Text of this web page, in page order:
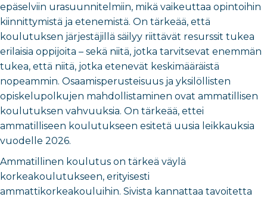
epäselviin urasuunnitelmiin, mikä vaikeuttaa opintoihin
kiinnittymistä ja etenemistä. On tärkeää, että
koulutuksen järjestäjillä säilyy riittävät resurssit tukea
erilaisia oppijoita – sekä niitä, jotka tarvitsevat enemmän
tukea, että niitä, jotka etenevät keskimääräistä
nopeammin. Osaamisperusteisuus ja yksilöllisten
opiskelupolkujen mahdollistaminen ovat ammatillisen
koulutuksen vahvuuksia. On tärkeää, ettei
ammatilliseen koulutukseen esitetä uusia leikkauksia
vuodelle 2026.
Ammatillinen koulutus on tärkeä väylä
korkeakoulutukseen, erityisesti
ammattikorkeakouluihin. Sivista kannattaa tavoitetta